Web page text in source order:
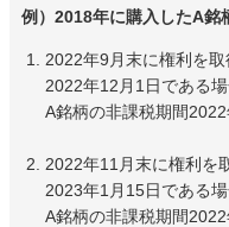
例）2018年に購入したA銘
2022年9月末に権利を
2022年12月1日である
A銘柄の非課税期間
2022年11月末に権利を
2023年1月15日である
A銘柄の非課税期間